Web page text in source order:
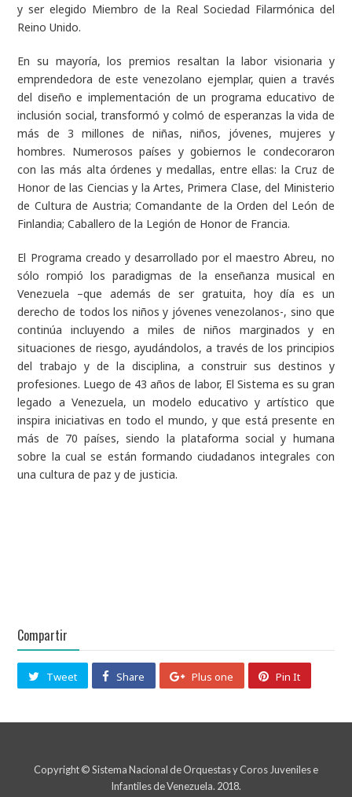
y ser elegido Miembro de la Real Sociedad Filarmónica del
Reino Unido.
En su mayoría, los premios resaltan la labor visionaria y
emprendedora de este venezolano ejemplar, quien a través
del diseño e implementación de un programa educativo de
inclusión social, transformó y colmó de esperanzas la vida de
más de 3 millones de niñas, niños, jóvenes, mujeres y
hombres. Numerosos países y gobiernos le condecoraron
con las más alta órdenes y medallas, entre ellas: la Cruz de
Honor de las Ciencias y la Artes, Primera Clase, del Ministerio
de Cultura de Austria; Comandante de la Orden del León de
Finlandia; Caballero de la Legión de Honor de Francia.
El Programa creado y desarrollado por el maestro Abreu, no
sólo rompió los paradigmas de la enseñanza musical en
Venezuela –que además de ser gratuita, hoy día es un
derecho de todos los niños y jóvenes venezolanos-, sino que
continúa incluyendo a miles de niños marginados y en
situaciones de riesgo, ayudándolos, a través de los principios
del trabajo y de la disciplina, a construir sus destinos y
profesiones. Luego de 43 años de labor, El Sistema es su gran
legado a Venezuela, un modelo educativo y artístico que
inspira iniciativas en todo el mundo, y que está presente en
más de 70 países, siendo la plataforma social y humana
sobre la cual se están formando ciudadanos integrales con
una cultura de paz y de justicia.
Compartir
Tweet Share Plus one Pin It
Copyright © Sistema Nacional de Orquestas y Coros Juveniles e
Infantiles de Venezuela. 2018.